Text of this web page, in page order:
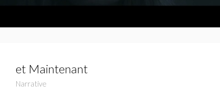
et Maintenant
Narrative